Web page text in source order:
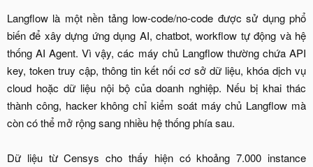
Langflow là một nền tảng low-code/no-code được sử dụng phổ
biến để xây dựng ứng dụng AI, chatbot, workflow tự động và hệ
thống AI Agent. Vì vậy, các máy chủ Langflow thường chứa API
key, token truy cập, thông tin kết nối cơ sở dữ liệu, khóa dịch vụ
cloud hoặc dữ liệu nội bộ của doanh nghiệp. Nếu bị khai thác
thành công, hacker không chỉ kiểm soát máy chủ Langflow mà
còn có thể mở rộng sang nhiều hệ thống phía sau.
Dữ liệu từ Censys cho thấy hiện có khoảng 7.000 instance